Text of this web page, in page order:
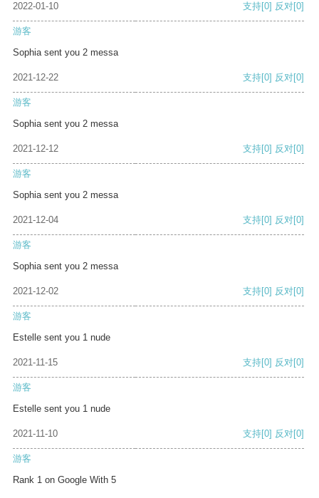
2022-01-10 支持[0] 反对[0]
游客
Sophia sent you 2 messa
2021-12-22 支持[0] 反对[0]
游客
Sophia sent you 2 messa
2021-12-12 支持[0] 反对[0]
游客
Sophia sent you 2 messa
2021-12-04 支持[0] 反对[0]
游客
Sophia sent you 2 messa
2021-12-02 支持[0] 反对[0]
游客
Estelle sent you 1 nude
2021-11-15 支持[0] 反对[0]
游客
Estelle sent you 1 nude
2021-11-10 支持[0] 反对[0]
游客
Rank 1 on Google With 5